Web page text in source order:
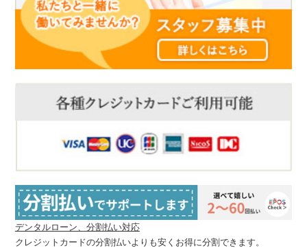
デンタルローン、分割払い対応
クレジットカードの分割払いよりも安くお得に分割できます。